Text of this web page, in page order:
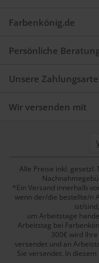
Farbenkönig.de
Persönliche
Unsere
Wir versenden mit
Alle Preise inkl.
*Ein Versand innerhalb
wenn der/die bestellte/n
ist/
um Arbeitstage
Arbeitstag bei
300€ wird
versendet und an
Sie versendet. In